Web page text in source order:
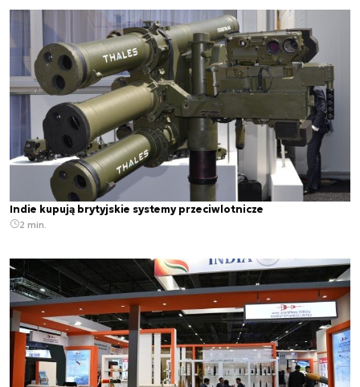
Indie kupują brytyjskie systemy przeciwlotnicze
2 min.